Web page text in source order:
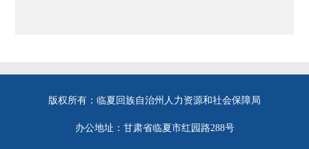
版权所有：临夏回族自治州人力资源和社会保障局
办公地址：甘肃省临夏市红园路288号